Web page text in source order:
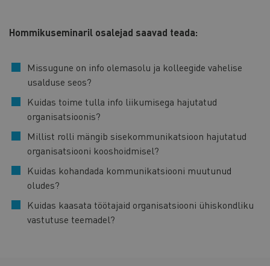
Hommikuseminaril osalejad saavad teada:
Missugune on info olemasolu ja kolleegide vahelise
usalduse seos?
Kuidas toime tulla info liikumisega hajutatud
organisatsioonis?
Millist rolli mängib sisekommunikatsioon hajutatud
organisatsiooni kooshoidmisel?
Kuidas kohandada kommunikatsiooni muutunud
oludes?
Kuidas kaasata töötajaid organisatsiooni ühiskondliku
vastutuse teemadel?